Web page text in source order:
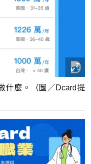
什麼。（圖／Dcard提